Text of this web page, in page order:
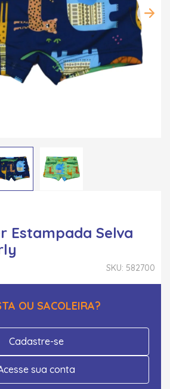
Estampada Selva
SKU: 582700
OU SACOLEIRA?
Cadastre-se
sua conta